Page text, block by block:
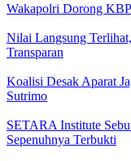
Wakapolri Dorong
Nilai Langsung
Transparan
Koalisi Desak Aparat
Sutrimo
SETARA Institute
Sepenuhnya Terbukti